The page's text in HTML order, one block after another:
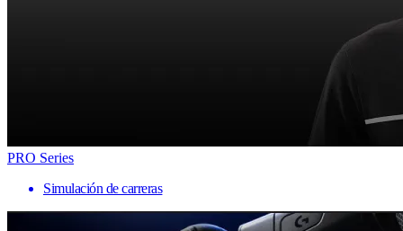
PRO Series
Simulación de carreras